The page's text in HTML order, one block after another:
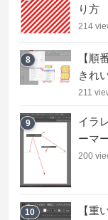
り方
214
8
【順
きれ
211
9
イラ
ーマ
200
10
【重